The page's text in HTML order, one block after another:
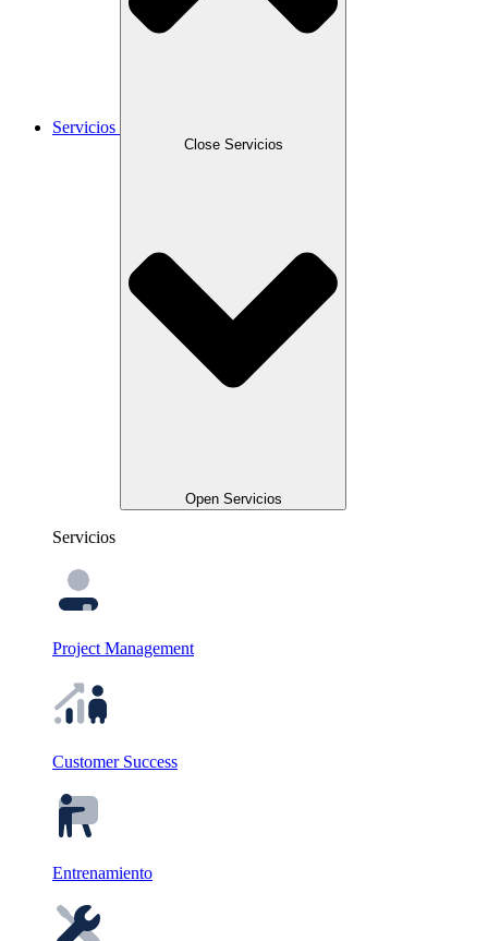
Servicios
Close Servicios
Open Servicios
Servicios
Project Management
Customer Success
Entrenamiento